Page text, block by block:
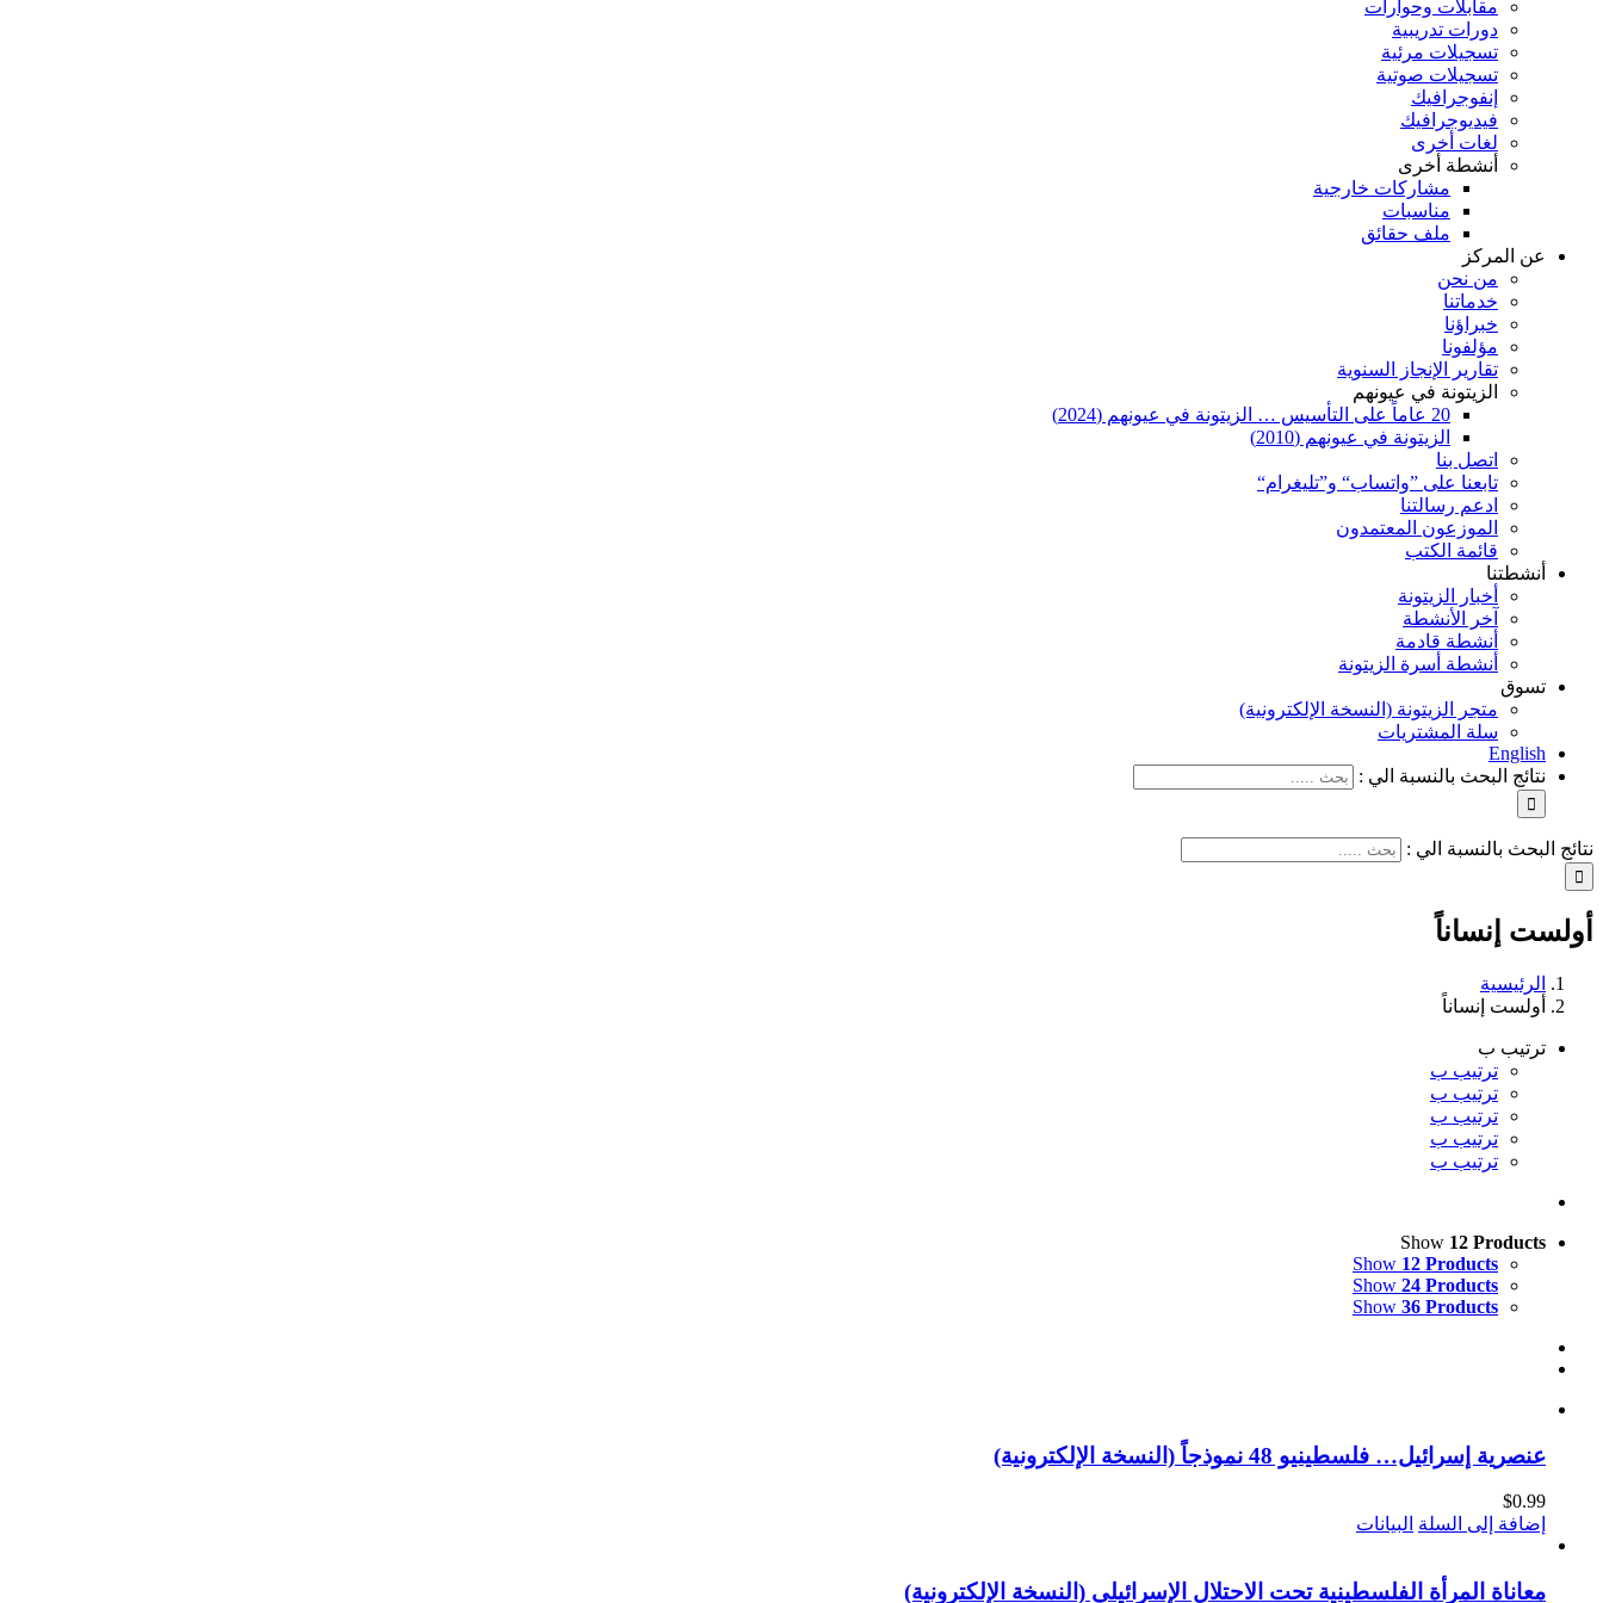
مقابلات وحوارات
دورات تدريبية
تسجيلات مرئية
تسجيلات صوتية
إنفوجرافيك
فيديوجرافيك
لغات أخرى
أنشطة أخرى
مشاركات خارجية
مناسبات
ملف حقائق
عن المركز
من نحن
خدماتنا
خبراؤنا
مؤلفونا
تقارير الإنجاز السنوية
الزيتونة في عيونهم
20 عاماً على التأسيس … الزيتونة في عيونهم (2024)
الزيتونة في عيونهم (2010)
اتصل بنا
تابعنا على ”واتساب“ و”تليغرام“
ادعم رسالتنا
الموزعون المعتمدون
قائمة الكتب
أنشطتنا
أخبار الزيتونة
آخر الأنشطة
أنشطة قادمة
أنشطة أسرة الزيتونة
تسوق
متجر الزيتونة (النسخة الإلكترونية)
سلة المشتريات
English
نتائج البحث بالنسبة الي :
نتائج البحث بالنسبة الي :
أولست إنساناً
الرئيسية
أولست إنساناً
ترتيب ب
ترتيب ب
ترتيب ب
ترتيب ب
ترتيب ب
ترتيب ب
Show 12 Products
Show 12 Products
Show 24 Products
Show 36 Products
عنصرية إسرائيل… فلسطينيو 48 نموذجاً (النسخة الإلكترونية)
$0.99
إضافة إلى السلة البيانات
معاناة المرأة الفلسطينية تحت الاحتلال الإسرائيلي (النسخة الإلكترونية)